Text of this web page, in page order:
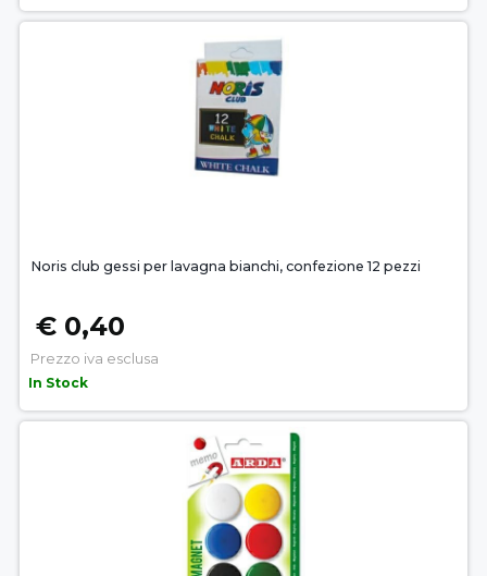
Noris club gessi per lavagna bianchi, confezione 12 pezzi
€ 0,40
Prezzo iva esclusa
In Stock